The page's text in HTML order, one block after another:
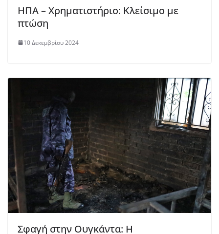
ΗΠΑ – Χρηματιστήριο: Κλείσιμο με
πτώση
10 Δεκεμβρίου 2024
Σφαγή στην Ουγκάντα: Η